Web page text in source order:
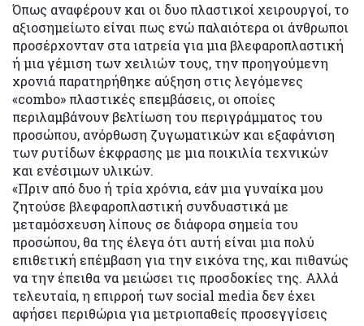
Όπως αναφέρουν και οι δυο πλαστικοί χειρουργοί, το
αξιοσημείωτο είναι πως ενώ παλαιότερα οι άνθρωποι
προσέρχονταν στα ιατρεία για μια βλεφαροπλαστική
ή μια γέμιση των χειλιών τους, την προηγούμενη
χρονιά παρατηρήθηκε αύξηση στις λεγόμενες
«combo» πλαστικές επεμβάσεις, οι οποίες
περιλαμβάνουν βελτίωση του περιγράμματος του
προσώπου, ανόρθωση ζυγωματικών και εξαφάνιση
των ρυτίδων έκφρασης με μια ποικιλία τεχνικών
και ενέσιμων υλικών.
«Πριν από δυο ή τρία χρόνια, εάν μια γυναίκα μου
ζητούσε βλεφαροπλαστική συνδυαστικά με
μεταμόσχευση λίπους σε διάφορα σημεία του
προσώπου, θα της έλεγα ότι αυτή είναι μια πολύ
επιθετική επέμβαση για την εικόνα της, και πιθανώς
να την έπειθα να μειώσει τις προσδοκίες της. Αλλά
τελευταία, η επιρροή των social media δεν έχει
αφήσει περιθώρια για μετριοπαθείς προσεγγίσεις